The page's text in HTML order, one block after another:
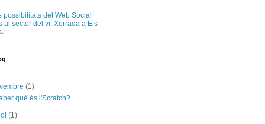
possibilitats del Web Social
al sector del vi. Xerrada a Els
(1)
què és l'Scratch?
(1)